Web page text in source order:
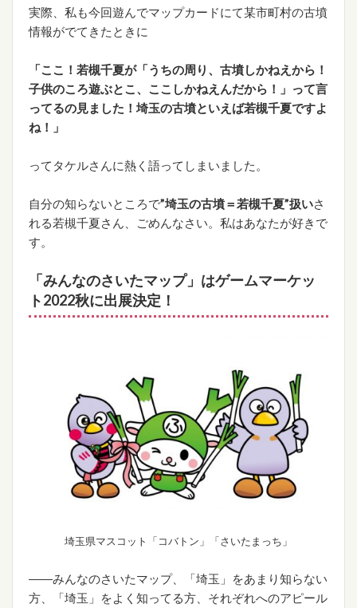
実際、私も今回遊んでマップカードにて某市町村の古墳
情報がでてきたときに
「ここ！若槻千夏が「うちの周り、古墳しかねえから！
子供のころ遊ぶとこ、ここしかねえんだから！」って言
ってるの見ました！埼玉の古墳といえば若槻千夏ですよ
ね！」
ってタケルさんに熱く語ってしまいました。
自分の知らないところで”埼玉の古墳＝若槻千夏”扱いさ
れる若槻千夏さん、ごめんなさい。私はあなたが好きで
す。
「みんなのさいたマップ」はゲームマーケッ
ト2022秋に出展決定！
埼玉県マスコット「コバトン」「さいたまっち」
――みんなのさいたマップ、「埼玉」をあまり知らない
方、「埼玉」をよく知ってる方、それぞれへのアピール